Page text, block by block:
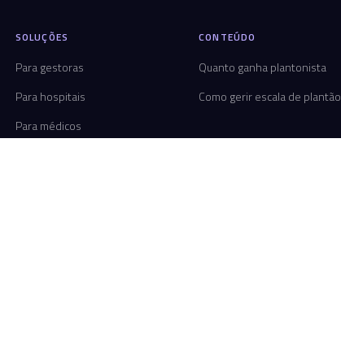
SOLUÇÕES
Para gestoras
Para hospitais
Para médicos
CONTEÚDO
Quanto ganha plantonista
Como gerir escala de plantão